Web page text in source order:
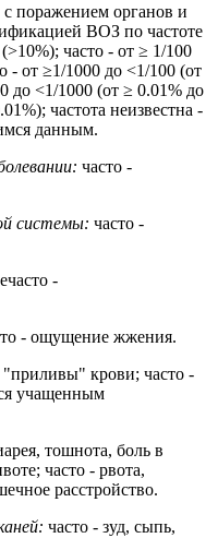
поражением органов и
ВОЗ по частоте
часто - от ≥ 1/100
- от ≥1/1000 до <1/100 (от
до <1/1000 (от ≥ 0.01% до
частота неизвестна -
данным.
часто -
системы: часто -
-
- ощущение жжения.
"приливы" крови; часто -
учащенным
тошнота, боль в
часто - рвота,
расстройство.
часто - зуд, сыпь,